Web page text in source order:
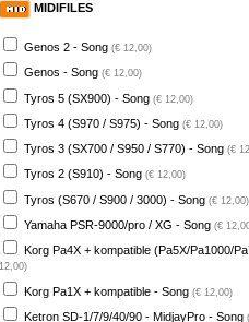
MIDIFILES
Genos 2 - Song (€ 12,00)
Genos - Song (€ 12,00)
Tyros 5 (SX900) - Song (€ 12,00)
Tyros 4 (S970 / S975) - Song (€ 12,00)
Tyros 3 (SX700 / S950 / S770) - Song (€
Tyros 2 (S910) - Song (€ 12,00)
Tyros (S670 / S900 / 3000) - Song (€ 12,00)
Yamaha PSR-9000/pro / XG - Song (€
Korg Pa4X + kompatible (Pa5X/Pa1000/
12,00)
Korg Pa1X + kompatible - Song (€ 12,00)
Ketron SD-1/7/9/40/90 - MidjayPro - Song